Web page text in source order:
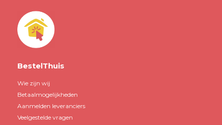
BestelThuis
Wie zijn wij
Betaalmogelijkheden
Aanmelden leveranciers
Veelgestelde vragen